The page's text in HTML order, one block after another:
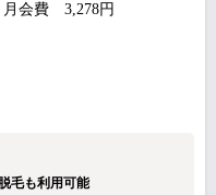
月会費 3,278円
毛も利用可能